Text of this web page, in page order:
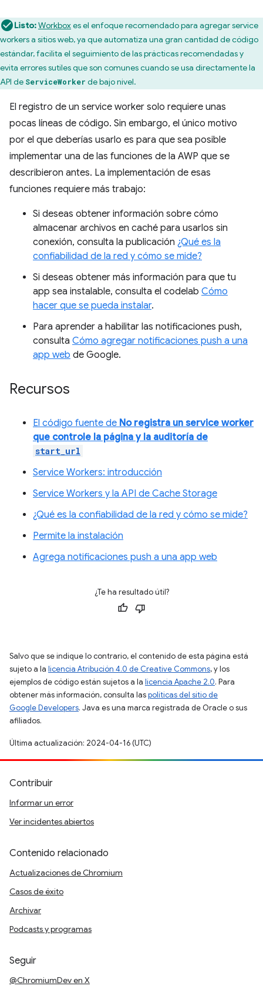
Listo:Workboxes el enfoque recomendado para agregar service
workers a sitios web, ya que automatiza una gran cantidad de código
estándar, facilita el seguimiento de las prácticas recomendadas y
evita errores sutiles que son comunes cuando se usa directamente la
API de ServiceWorker de bajo nivel.
El registro de un service worker solo requiere unas
pocas líneas de código. Sin embargo, el único motivo
por el que deberías usarlo es para que sea posible
implementar una de las funciones de la AWP que se
describieron antes. La implementación de esas
funciones requiere más trabajo:
Si deseas obtener información sobre cómo
almacenar archivos en caché para usarlos sin
conexión, consulta la publicación ¿Qué es la
confiabilidad de la red y cómo se mide?
Si deseas obtener más información para que tu
app sea instalable, consulta el codelab Cómo
hacer que se pueda instalar.
Para aprender a habilitar las notificaciones push,
consulta Cómo agregar notificaciones push a una
app web de Google.
Recursos
El código fuente de No registra un service worker
que controle la página y la auditoría de
start_url
Service Workers: introducción
Service Workers y la API de Cache Storage
¿Qué es la confiabilidad de la red y cómo se mide?
Permite la instalación
Agrega notificaciones push a una app web
¿Te ha resultado útil?
Salvo que se indique lo contrario, el contenido de esta página está
sujeto a la licencia Atribución 4.0 de Creative Commons, y los
ejemplos de código están sujetos a la licencia Apache 2.0. Para
obtener más información, consulta laspolíticas del sitio de
Google Developers. Java es una marca registrada de Oracle o sus
afiliados.
Última actualización: 2024-04-16 (UTC)
Contribuir
Informar un error
Ver incidentes abiertos
Contenido relacionado
Actualizaciones de Chromium
Casos de éxito
Archivar
Podcasts y programas
Seguir
@ChromiumDev en X